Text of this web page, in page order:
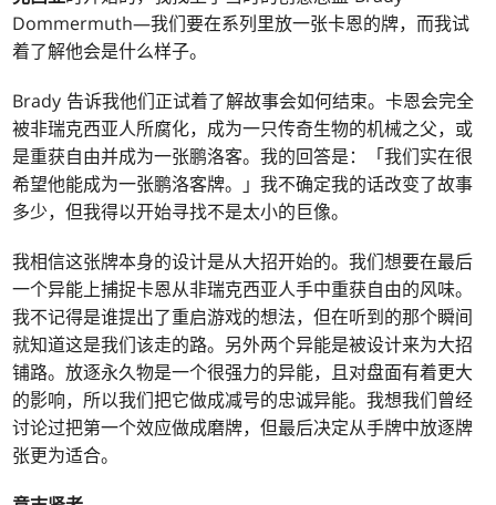
Dommermuth—我们要在系列里放一张卡恩的牌，而我试
着了解他会是什么样子。
Brady 告诉我他们正试着了解故事会如何结束。卡恩会完全
被非瑞克西亚人所腐化，成为一只传奇生物的机械之父，或
是重获自由并成为一张鹏洛客。我的回答是：「我们实在很
希望他能成为一张鹏洛客牌。」我不确定我的话改变了故事
多少，但我得以开始寻找不是太小的巨像。
我相信这张牌本身的设计是从大招开始的。我们想要在最后
一个异能上捕捉卡恩从非瑞克西亚人手中重获自由的风味。
我不记得是谁提出了重启游戏的想法，但在听到的那个瞬间
就知道这是我们该走的路。另外两个异能是被设计来为大招
铺路。放逐永久物是一个很强力的异能，且对盘面有着更大
的影响，所以我们把它做成减号的忠诚异能。我想我们曾经
讨论过把第一个效应做成磨牌，但最后决定从手牌中放逐牌
张更为适合。